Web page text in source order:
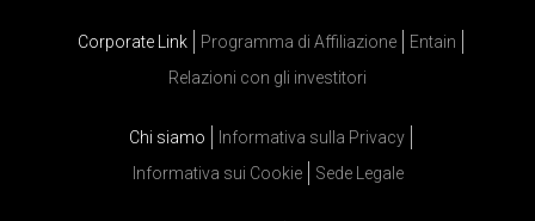
Corporate Link Programma di Affiliazione
Entain
Relazioni con gli investitori
Chi siamo
Informativa sulla Privacy
Informativa sui Cookie
Sede Legale